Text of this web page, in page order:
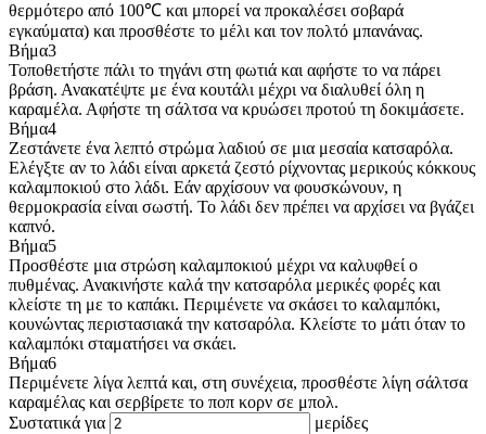
θερμότερο από 100℃ και μπορεί να προκαλέσει σοβαρά
εγκαύματα) και προσθέστε το μέλι και τον πολτό μπανάνας.
Βήμα3
Τοποθετήστε πάλι το τηγάνι στη φωτιά και αφήστε το να πάρει
βράση. Ανακατέψτε με ένα κουτάλι μέχρι να διαλυθεί όλη η
καραμέλα. Αφήστε τη σάλτσα να κρυώσει προτού τη δοκιμάσετε.
Βήμα4
Ζεστάνετε ένα λεπτό στρώμα λαδιού σε μια μεσαία κατσαρόλα.
Ελέγξτε αν το λάδι είναι αρκετά ζεστό ρίχνοντας μερικούς κόκκους
καλαμποκιού στο λάδι. Εάν αρχίσουν να φουσκώνουν, η
θερμοκρασία είναι σωστή. Το λάδι δεν πρέπει να αρχίσει να βγάζει
καπνό.
Βήμα5
Προσθέστε μια στρώση καλαμποκιού μέχρι να καλυφθεί ο
πυθμένας. Ανακινήστε καλά την κατσαρόλα μερικές φορές και
κλείστε τη με το καπάκι. Περιμένετε να σκάσει το καλαμπόκι,
κουνώντας περιστασιακά την κατσαρόλα. Κλείστε το μάτι όταν το
καλαμπόκι σταματήσει να σκάει.
Βήμα6
Περιμένετε λίγα λεπτά και, στη συνέχεια, προσθέστε λίγη σάλτσα
καραμέλας και σερβίρετε το ποπ κορν σε μπολ.
Συστατικά για
μερίδες